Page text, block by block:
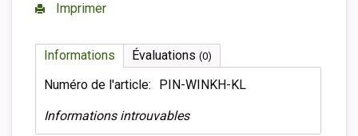
Imprimer
Informations Évaluations (0)
Numéro de l'article: PIN-WINKH-KL
Informations introuvables